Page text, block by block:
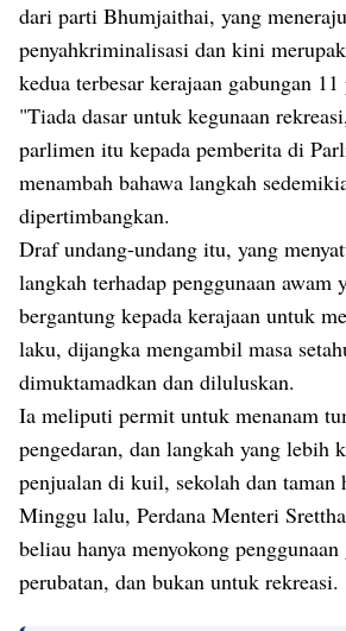
dari parti Bhumjaithai, yang
penyahkriminalisasi dan kini
kedua terbesar kerajaan gabungan
"Tiada dasar untuk kegunaan
parlimen itu kepada pemberita di
menambah bahawa langkah
dipertimbangkan.
Draf undang-undang itu, yang
langkah terhadap penggunaan awam
bergantung kepada kerajaan untuk
laku, dijangka mengambil masa
dimuktamadkan dan diluluskan.
Ia meliputi permit untuk menanam
pengedaran, dan langkah yang lebih
penjualan di kuil, sekolah dan taman
Minggu lalu, Perdana Menteri
beliau hanya menyokong penggunaan
perubatan, dan bukan untuk rekreasi.